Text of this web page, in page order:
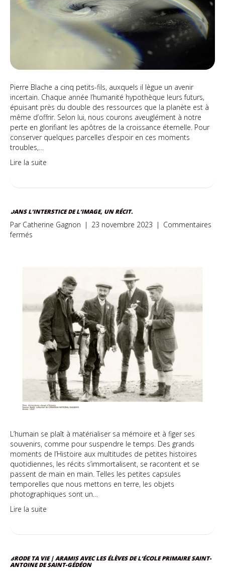
Pierre Blache a cinq petits-fils, auxquels il lègue un avenir
incertain. Chaque année l’humanité hypothèque leurs futurs,
épuisant près du double des ressources que la planète est à
même d’offrir. Selon lui, nous courons aveuglément à notre
perte en glorifiant les apôtres de la croissance éternelle. Pour
conserver quelques parcelles d’espoir en ces moments
troubles,…
Lire la suite
DANS L’INTERSTICE DE L’IMAGE, UN RÉCIT.
Par Catherine Gagnon | 23 novembre 2023 | Commentaires
fermés
L’humain se plaît à matérialiser sa mémoire et à figer ses
souvenirs, comme pour suspendre le temps. Des grands
moments de l’Histoire aux multitudes de petites histoires
quotidiennes, les récits s’immortalisent, se racontent et se
passent de main en main. Telles les petites capsules
temporelles que nous mettons en terre, les objets
photographiques sont un…
Lire la suite
BRODE TA VIE | ARAMIS AVEC LES ÉLÈVES DE L’ÉCOLE PRIMAIRE SAINT-
ANTOINE DE SAINT-GÉDÉON